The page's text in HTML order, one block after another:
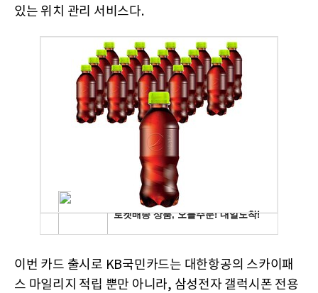
있는 위치 관리 서비스다.
이번 카드 출시로 KB국민카드는 대한항공의 스카이패
스 마일리지 적립 뿐만 아니라, 삼성전자 갤럭시폰 전용